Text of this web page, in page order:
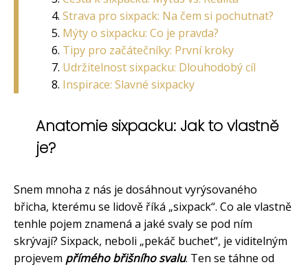
Strava pro sixpack: Na čem si pochutnat?
Mýty o sixpacku: Co je pravda?
Tipy pro začátečníky: První kroky
Udržitelnost sixpacku: Dlouhodobý cíl
Inspirace: Slavné sixpacky
Anatomie sixpacku: Jak to vlastně
je?
Snem mnoha z nás je dosáhnout vyrýsovaného
břicha, kterému se lidově říká „sixpack“. Co ale vlastně
tenhle pojem znamená a jaké svaly se pod ním
skrývají? Sixpack, neboli „pekáč buchet“, je viditelným
projevem přímého břišního svalu. Ten se táhne od